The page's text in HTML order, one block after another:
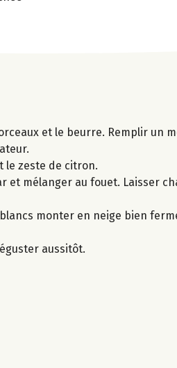
et le beurre. Remplir un
le zeste de citron.
et mélanger au fouet. Laisser
monter en neige bien
aussitôt.